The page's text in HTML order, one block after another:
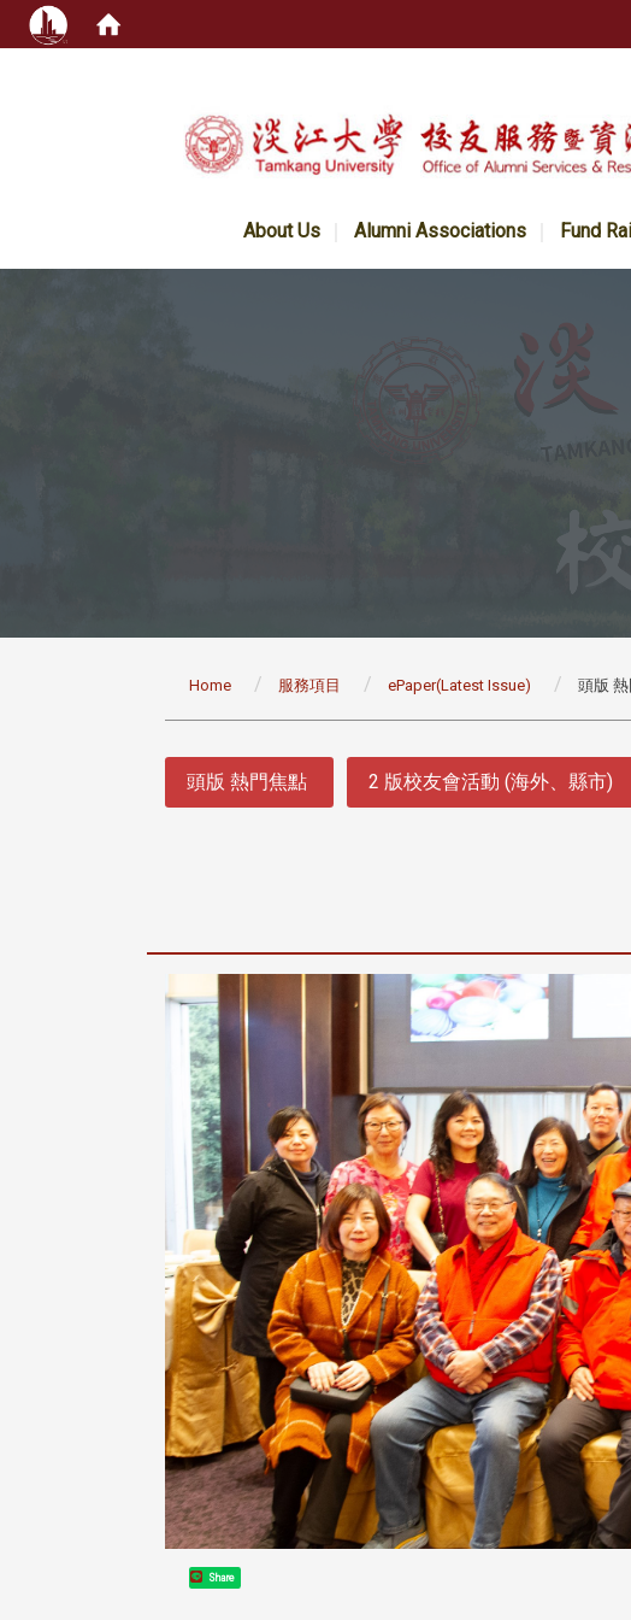
About Us Alumni Associations Fund
Home 服務項目 ePaper(Latest Issue) 頭版
頭版 熱門焦點 2 版校友會活動 (海外、縣市)
Share
3 版
所